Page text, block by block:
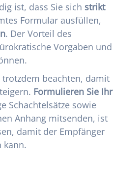
ist, dass Sie sich strikt
Formular ausfüllen,
. Der Vorteil des
Vorgaben und
trotzdem beachten, damit
Formulieren Sie Ihr
Schachtelsätze sowie
Anhang mitsenden, ist
damit der Empfänger
kann.